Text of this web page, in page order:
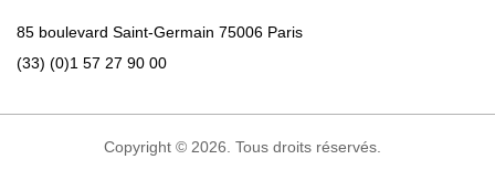
85 boulevard Saint-Germain 75006 Paris
(33) (0)1 57 27 90 00
Copyright © 2026. Tous droits réservés.